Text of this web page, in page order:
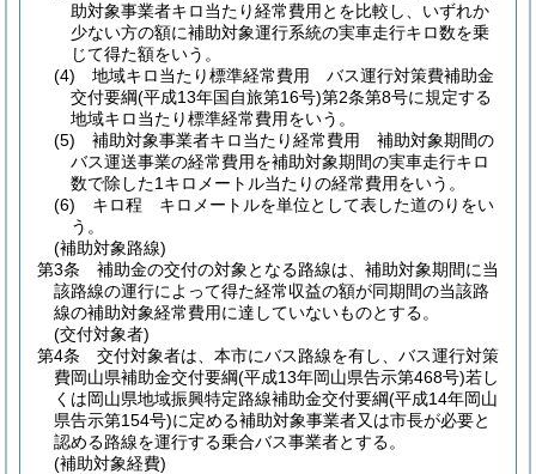
助対象事業者キロ当たり経常費用とを比較し、いずれか
少ない方の額に補助対象運行系統の実車走行キロ数を乗
じて得た額をいう。
(4)
地域キロ当たり標準経常費用 バス運行対策費補助金
交付要綱(平成13年国自旅第16号)第2条第8号に規定する
地域キロ当たり標準経常費用をいう。
(5)
補助対象事業者キロ当たり経常費用 補助対象期間の
バス運送事業の経常費用を補助対象期間の実車走行キロ
数で除した1キロメートル当たりの経常費用をいう。
(6)
キロ程 キロメートルを単位として表した道のりをい
う。
(補助対象路線)
第3条
補助金の交付の対象となる路線は、補助対象期間に当
該路線の運行によって得た経常収益の額が同期間の当該路
線の補助対象経常費用に達していないものとする。
(交付対象者)
第4条
交付対象者は、本市にバス路線を有し、バス運行対策
費岡山県補助金交付要綱(平成13年岡山県告示第468号)若し
くは岡山県地域振興特定路線補助金交付要綱(平成14年岡山
県告示第154号)に定める補助対象事業者又は市長が必要と
認める路線を運行する乗合バス事業者とする。
(補助対象経費)